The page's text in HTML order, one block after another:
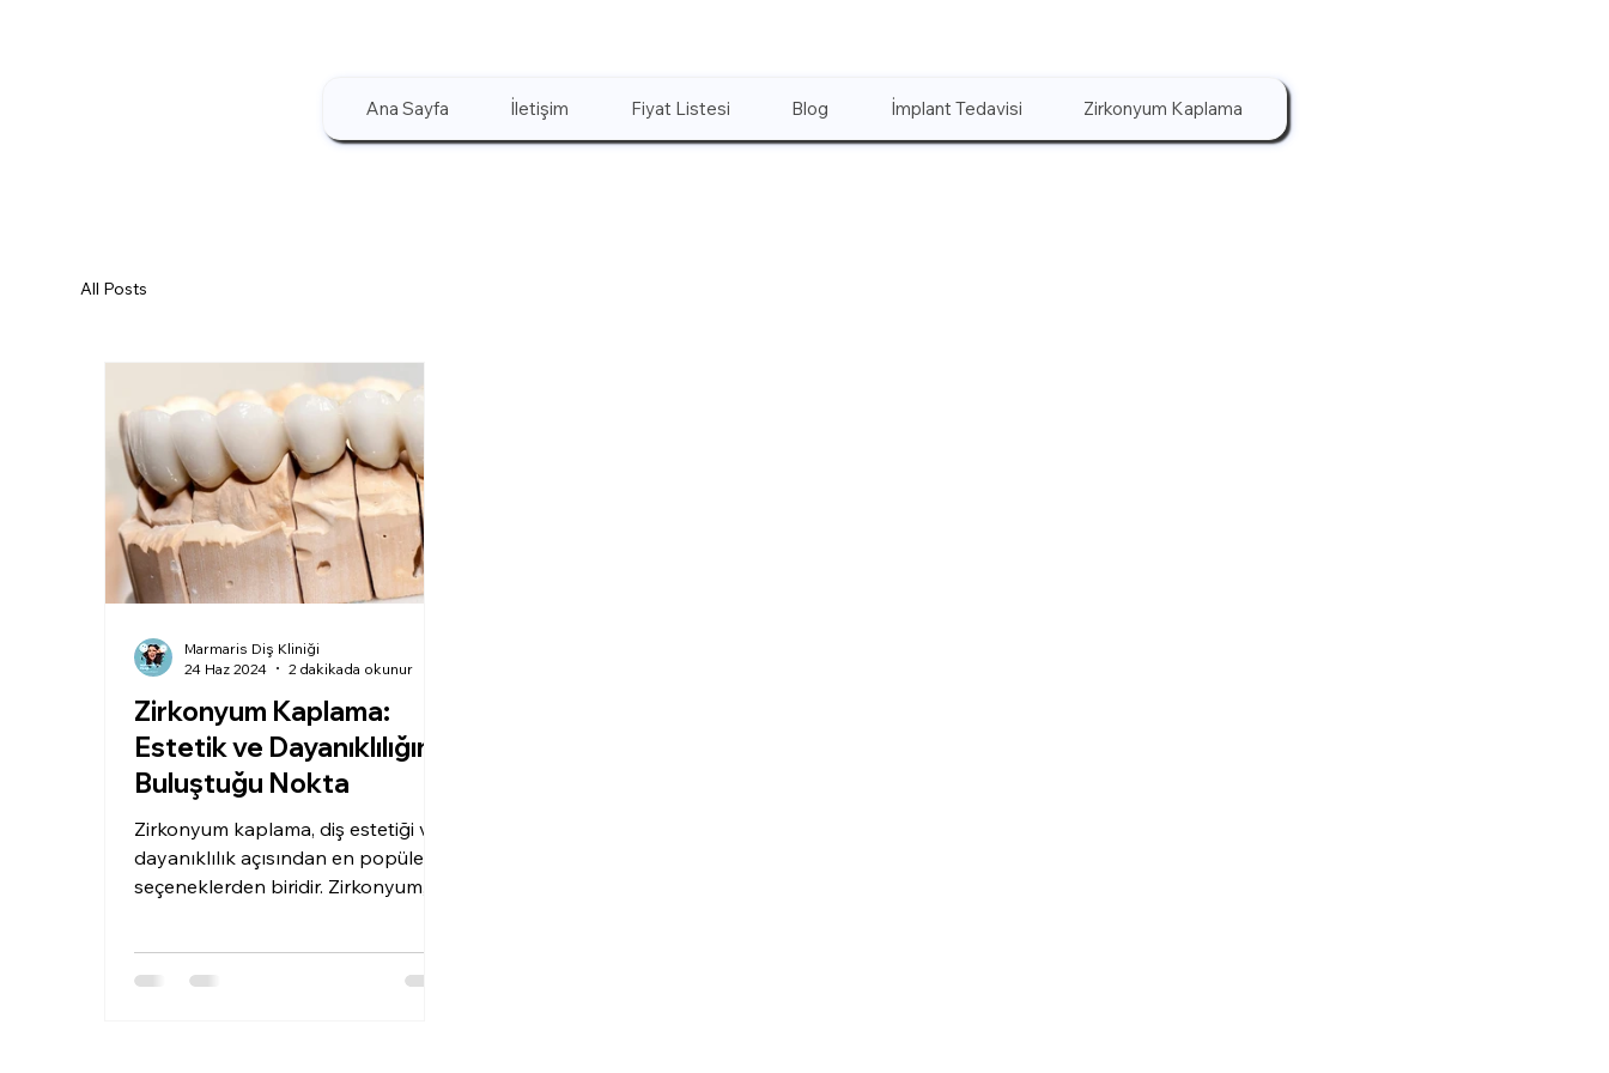
Ana Sayfa İletişim Fiyat Listesi Blog İmplant Tedavisi Zirkonyum Kaplama
All Posts
Zirkonyum Kaplama:
Estetik ve Dayanıklılığın
Buluştuğu Nokta
Zirkonyum kaplama, diş estetiği ve
dayanıklılık açısından en popüler
seçeneklerden biridir. Zirkonyum,
Marmaris Diş Kliniği
24 Haz 2024
2 dakikada okunur